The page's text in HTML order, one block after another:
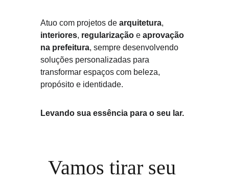
Atuo com projetos de arquitetura,
interiores, regularização e aprovação
na prefeitura, sempre desenvolvendo
soluções personalizadas para
transformar espaços com beleza,
propósito e identidade.
Levando sua essência para o seu lar.
Vamos tirar seu